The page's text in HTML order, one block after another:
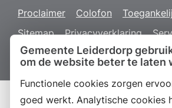
Gemeente Leiderdorp
om de website beter te laten
Functionele cookies zorgen
goed werkt. Analytische cookies
Proclaimer Colofon
Sitemap
Privacyverklaring
Suggesties
Archief Vacatures